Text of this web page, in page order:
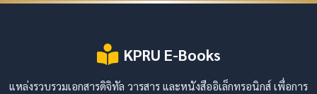
KPRU E-Books
แหล่งรวบรวมเอกสารดิจิทัล วารสาร และหนังสืออิเล็กทรอนิกส์ เพื่อการ